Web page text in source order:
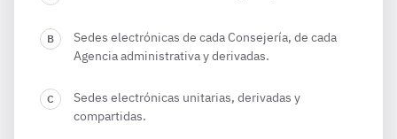
Sedes electrónicas de cada Consejería, de cada
Agencia administrativa y derivadas.
Sedes electrónicas unitarias, derivadas y
compartidas.